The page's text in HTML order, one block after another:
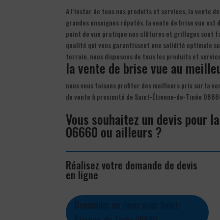
A l’instar de tous nos produits et services, la vente
grandes enseignes réputés. la vente de brise vue
point de vue pratique nos clôtures et grillages sont
qualité qui vous garantissent une solidité optimale
terrain, nous disposons de tous les produits et
la vente de brise vue au
nous vous faisons profiter des meilleurs prix sur la
de vente à proximité de Saint-Étienne-de-Tinée
Vous souhaitez un devis pour
06660 ou ailleurs ?
Réalisez votre demande de devis
en ligne